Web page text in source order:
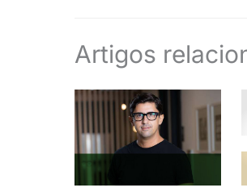
Artigos